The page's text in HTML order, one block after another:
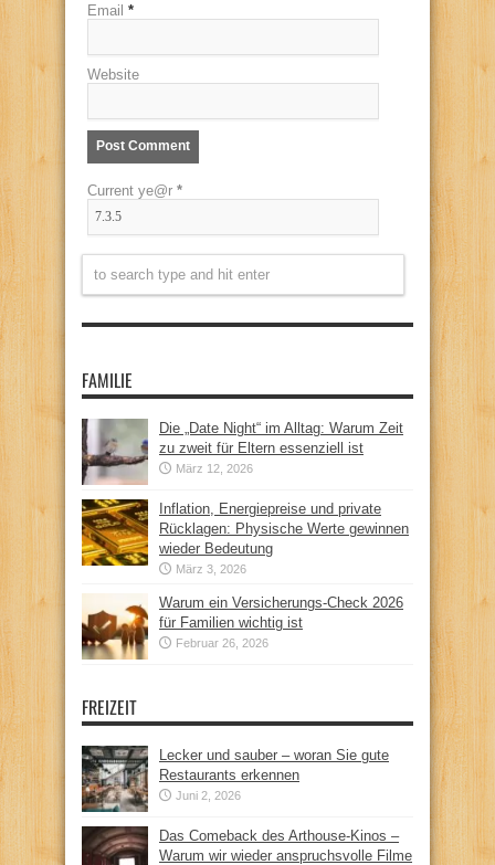
Email *
Website
Current ye@r *
FAMILIE
Die „Date Night“ im Alltag: Warum Zeit
zu zweit für Eltern essenziell ist
März 12, 2026
Inflation, Energiepreise und private
Rücklagen: Physische Werte gewinnen
wieder Bedeutung
März 3, 2026
Warum ein Versicherungs-Check 2026
für Familien wichtig ist
Februar 26, 2026
FREIZEIT
Lecker und sauber – woran Sie gute
Restaurants erkennen
Juni 2, 2026
Das Comeback des Arthouse-Kinos –
Warum wir wieder anspruchsvolle Filme